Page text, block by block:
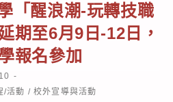
「醒浪潮-玩轉技職
期至6月9日-12日，
報名參加
/活動 / 校外宣導與活動